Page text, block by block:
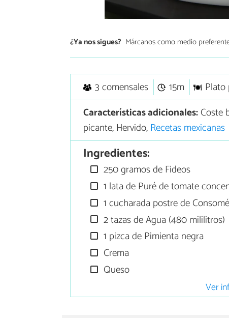
¿Ya nos sigues? Márcanos como medio
3 comensales 15m Plato
Características adicionales:Coste
picante, Hervido,Recetas mexicanas
Ingredientes:
250 gramos de Fideos
1 lata de Puré de tomate
1 cucharada postre de
2 tazas de Agua (480 mililitros)
1 pizca de Pimienta negra
Crema
Queso
Ver